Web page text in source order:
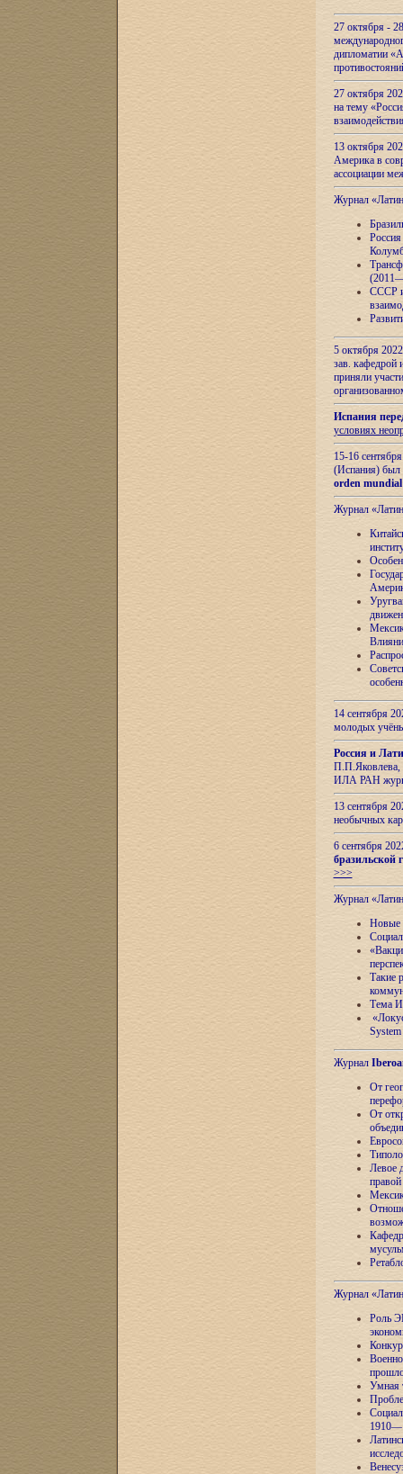
27 октября -
дипломатии
27 октября
на тему
13 октября
Америка в
ассоциации
Журнал
СССР и
5 октября
зав.
приняли
Испания
условиях
15-16
(Испания) был
orden
Журнал
14 сентября
молодых
Россия и
П.П.Яковлева,
ИЛА РАН
13 сентября
необычных
6 сентября
бразильской
>>>
Журнал
Новые
Такие
Тема
Журнал
От
От
Левое
Журнал
Роль
Умная